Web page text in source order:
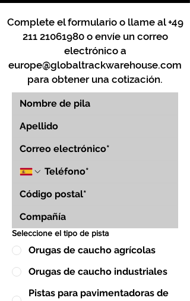
Complete el formulario o llame al+49
211 21061980o envíe un correo
electrónico a
europe@globaltrackwarehouse.com
para obtener una cotización.
Seleccione el tipo de pista
Orugas de caucho agrícolas
Orugas de caucho industriales
Pistas para pavimentadoras de